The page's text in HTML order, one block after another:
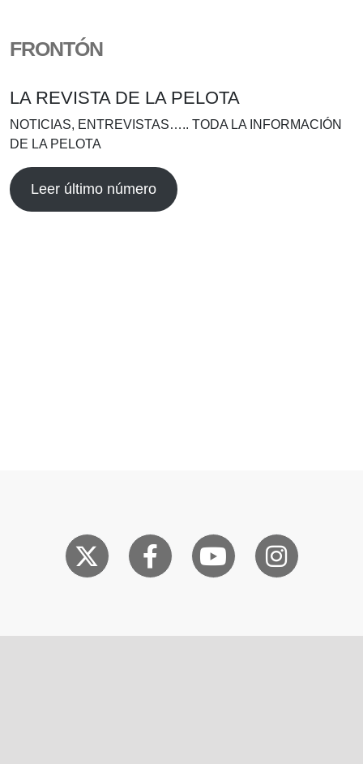
FRONTÓN
LA REVISTA DE LA PELOTA
NOTICIAS, ENTREVISTAS….. TODA LA INFORMACIÓN
DE LA PELOTA
Leer último número